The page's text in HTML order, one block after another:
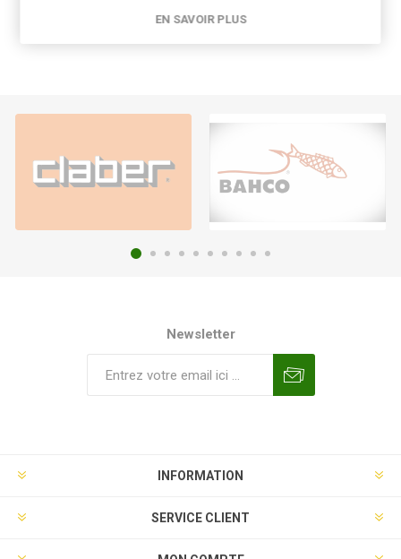
Newsletter
INFORMATION
SERVICE CLIENT
EN SAVOIR PLUS